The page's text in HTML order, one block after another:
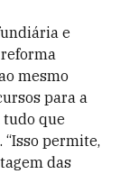
e
mesmo
para a
tudo que
permite,
das